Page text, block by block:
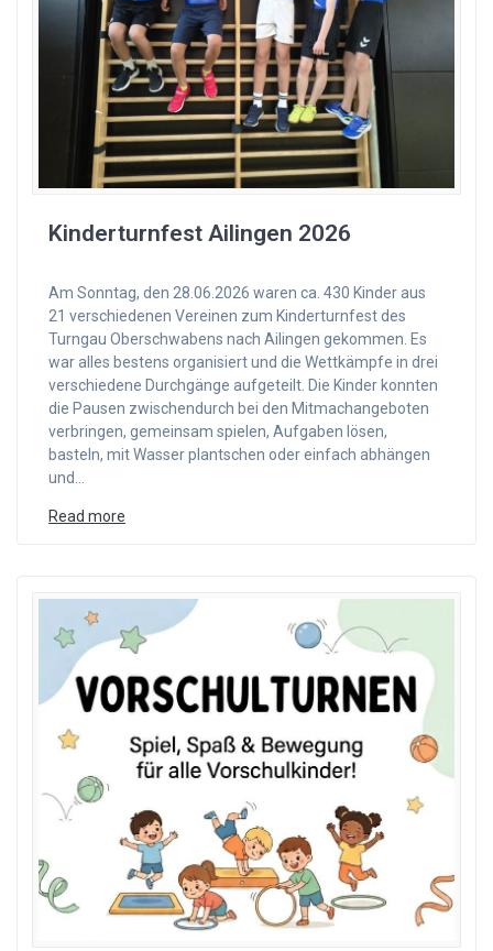
Kinderturnfest Ailingen 2026
Am Sonntag, den 28.06.2026 waren ca. 430 Kinder aus
21 verschiedenen Vereinen zum Kinderturnfest des
Turngau Oberschwabens nach Ailingen gekommen. Es
war alles bestens organisiert und die Wettkämpfe in drei
verschiedene Durchgänge aufgeteilt. Die Kinder konnten
die Pausen zwischendurch bei den Mitmachangeboten
verbringen, gemeinsam spielen, Aufgaben lösen,
basteln, mit Wasser plantschen oder einfach abhängen
und…
Read more